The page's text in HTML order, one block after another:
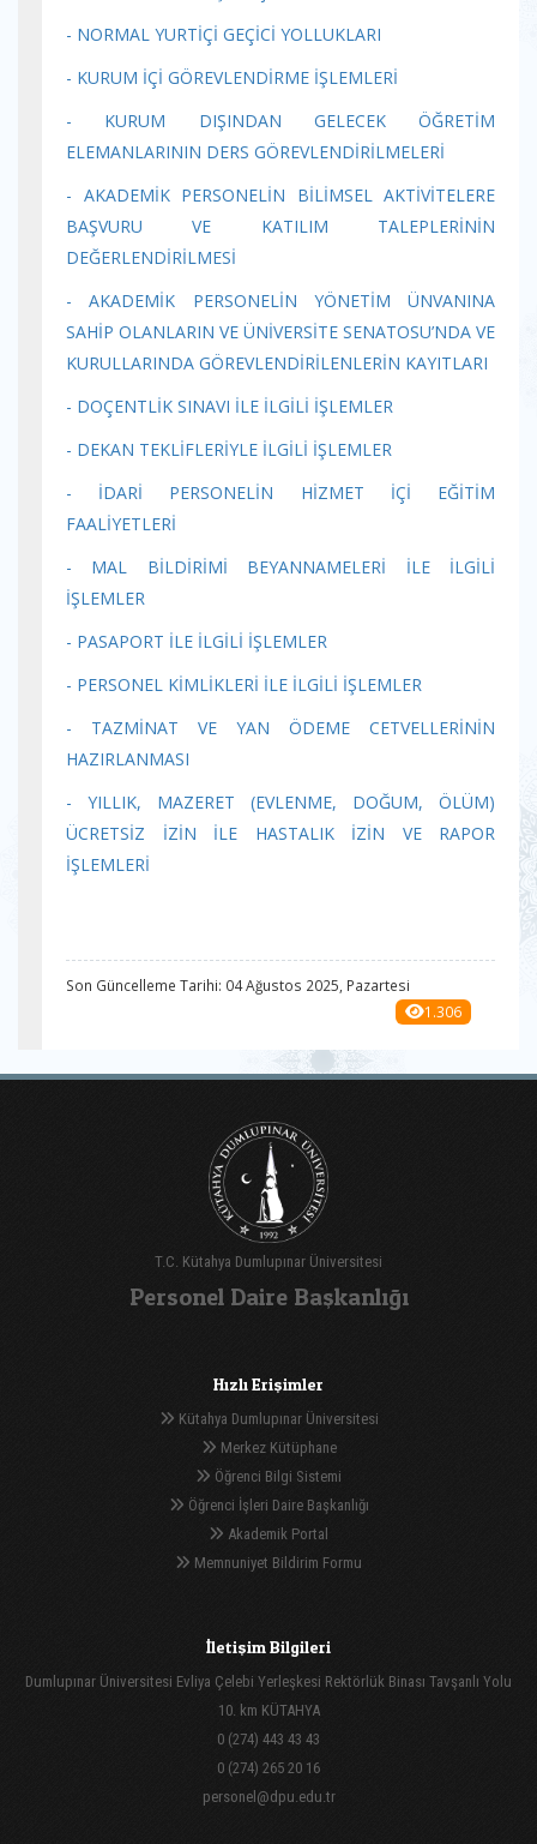
- NORMAL YURTİÇİ GEÇİCİ YOLLUKLARI
- KURUM İÇİ GÖREVLENDİRME İŞLEMLERİ
- KURUM DIŞINDAN GELECEK ÖĞRETİM
ELEMANLARININ DERS GÖREVLENDİRİLMELERİ
- AKADEMİK PERSONELİN BİLİMSEL AKTİVİTELERE
BAŞVURU VE KATILIM TALEPLERİNİN
DEĞERLENDİRİLMESİ
- AKADEMİK PERSONELİN YÖNETİM ÜNVANINA
SAHİP OLANLARIN VE ÜNİVERSİTE SENATOSU’NDA VE
KURULLARINDA GÖREVLENDİRİLENLERİN KAYITLARI
- DOÇENTLİK SINAVI İLE İLGİLİ İŞLEMLER
- DEKAN TEKLİFLERİYLE İLGİLİ İŞLEMLER
- İDARİ PERSONELİN HİZMET İÇİ EĞİTİM
FAALİYETLERİ
- MAL BİLDİRİMİ BEYANNAMELERİ İLE İLGİLİ
İŞLEMLER
- PASAPORT İLE İLGİLİ İŞLEMLER
- PERSONEL KİMLİKLERİ İLE İLGİLİ İŞLEMLER
- TAZMİNAT VE YAN ÖDEME CETVELLERİNİN
HAZIRLANMASI
- YILLIK, MAZERET (EVLENME, DOĞUM, ÖLÜM)
ÜCRETSİZ İZİN İLE HASTALIK İZİN VE RAPOR
İŞLEMLERİ
Son Güncelleme Tarihi: 04 Ağustos 2025, Pazartesi
1.306
T.C. Kütahya Dumlupınar Üniversitesi
Personel Daire Başkanlığı
Hızlı Erişimler
Kütahya Dumlupınar Üniversitesi
Merkez Kütüphane
Öğrenci Bilgi Sistemi
Öğrenci İşleri Daire Başkanlığı
Akademik Portal
Memnuniyet Bildirim Formu
İletişim Bilgileri
Dumlupınar Üniversitesi Evliya Çelebi Yerleşkesi Rektörlük Binası Tavşanlı Yolu
10. km KÜTAHYA
0 (274) 443 43 43
0 (274) 265 20 16
personel@dpu.edu.tr